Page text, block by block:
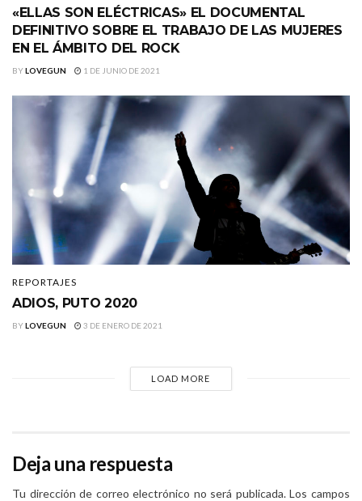
«ELLAS SON ELÉCTRICAS» EL DOCUMENTAL
DEFINITIVO SOBRE EL TRABAJO DE LAS MUJERES
EN EL ÁMBITO DEL ROCK
BYLOVEGUN 1 DE JUNIO DE 2021
REPORTAJES
ADIOS, PUTO 2020
BYLOVEGUN 3 DE ENERO DE 2021
LOAD MORE
Deja una respuesta
Tu dirección de correo electrónico no será publicada. Los campos